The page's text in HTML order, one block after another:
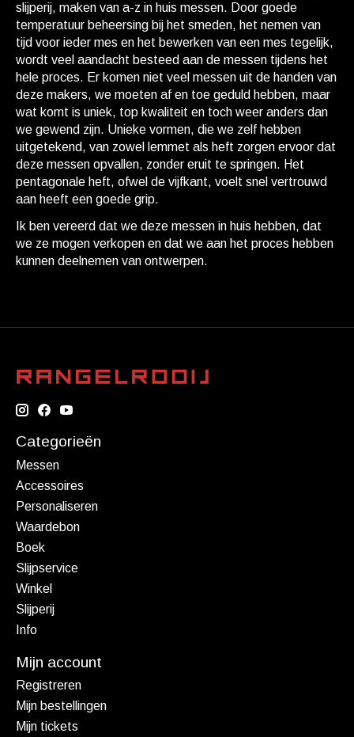
slijperij, maken van a-z in huis messen. Door goede
temperatuur beheersing bij het smeden, het nemen van
tijd voor ieder mes en het bewerken van een mes tegelijk,
wordt veel aandacht besteed aan de messen tijdens het
hele proces. Er komen niet veel messen uit de handen van
deze makers, we moeten af en toe geduld hebben, maar
wat komt is uniek, top kwaliteit en toch weer anders dan
we gewend zijn. Unieke vormen, die we zelf hebben
uitgetekend, van zowel lemmet als heft zorgen ervoor dat
deze messen opvallen, zonder eruit te springen. Het
pentagonale heft, ofwel de vijfkant, voelt snel vertrouwd
aan heeft een goede grip.
Ik ben vereerd dat we deze messen in huis hebben, dat
we ze mogen verkopen en dat we aan het proces hebben
kunnen deelnemen van ontwerpen.
Categorieën
Messen
Accessoires
Personaliseren
Waardebon
Boek
Slijpservice
Winkel
Slijperij
Info
Mijn account
Registreren
Mijn bestellingen
Mijn tickets